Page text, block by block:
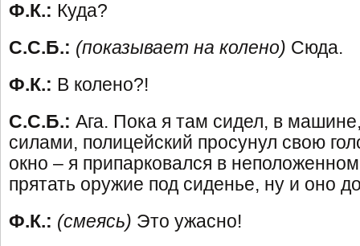
Ф.К.: Куда?
С.С.Б.: (показывает на колено) Сюда.
Ф.К.: В колено?!
С.С.Б.: Ага. Пока я там сидел, в
силами, полицейский просунул свою
окно – я припарковался в
прятать оружие под сиденье, ну и оно
Ф.К.: (смеясь) Это ужасно!